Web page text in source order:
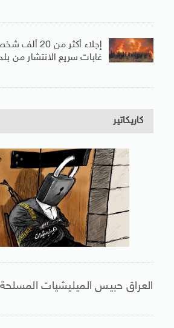
إجلاء أكثر
غابات سريع الانتشار من
كاريكاتير
العراق حبيس الميليشيات المسلحة